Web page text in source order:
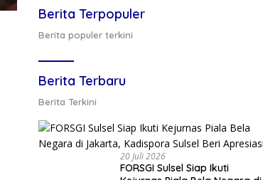
Berita Terpopuler
Berita populer terkini
Berita Terbaru
Berita Terkini
20 Juli 2026
FORSGI Sulsel Siap Ikuti